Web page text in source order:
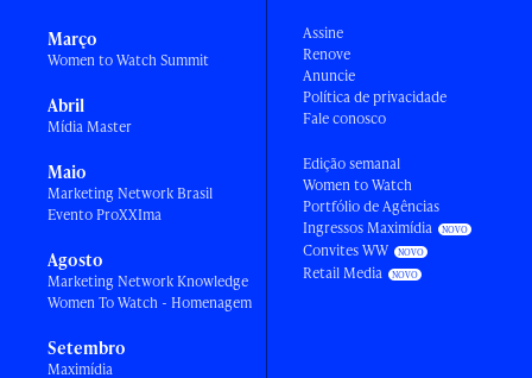
Março
Women to Watch Summit
Abril
Mídia Master
Maio
Marketing Network Brasil
Evento ProXXIma
Agosto
Marketing Network Knowledge
Women To Watch - Homenagem
Setembro
Maximídia
Assine
Renove
Anuncie
Política de privacidade
Fale conosco
Edição semanal
Women to Watch
Portfólio de Agências
Ingressos Maximídia
Convites WW
Retail Media